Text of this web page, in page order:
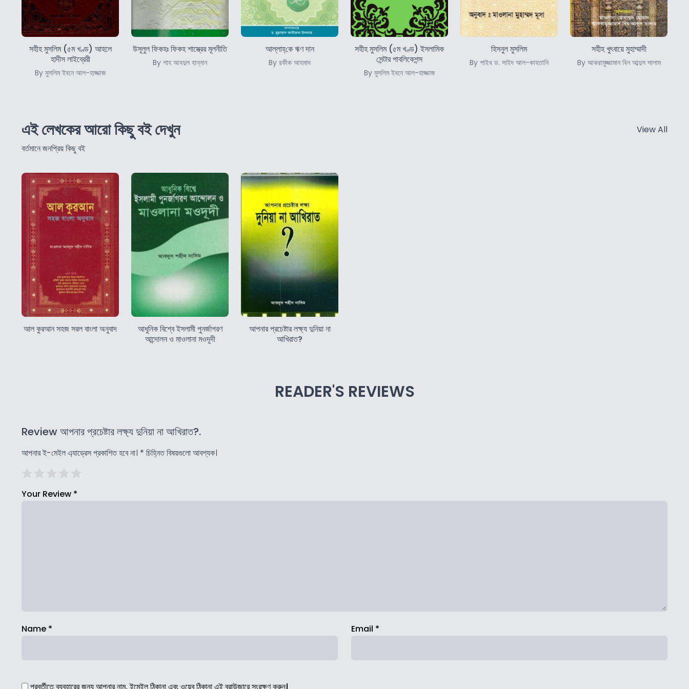
সহীহ মুসলিম (৫ম খণ্ড) আহলে
হাদীস লাইব্রেরী
By মুসলিম ইবনে আল-হাজ্জাজ
উসূলুল ফিকহঃ ফিকহ শাস্ত্রের মূলনীতি
By শাহ আবদুল হান্নান
আল্লাহ্‌কে ঋণ দান
By রফীক আহমাদ
সহীহ মুসলিম (৫ম খণ্ড) ইসলামিক
সেন্টার পাবলিকেশন্স
By মুসলিম ইবনে আল-হাজ্জাজ
হিসনুল মুসলিম
By শাইখ ড. সাইদ আল-কাহতানি
সহীহ খুৎবায়ে মুহাম্মাদী
By আকরামুজ্জামান বিন আব্দুস সালাম
এই লেখকের আরো কিছু বই দেখুন
বর্তমানে জনপ্রিয় কিছু বই
View All
আল কুরআন সহজ সরল বাংলা অনুবাদ
আধুনিক বিশ্বে ইসলামী পুনর্জাগরণ
আন্দোলন ও মাওলানা মওদূদী
আপনার প্রচেষ্টার লক্ষ্য দুনিয়া না
আখিরাত?
READER'S REVIEWS
Review আপনার প্রচেষ্টার লক্ষ্য দুনিয়া না আখিরাত?.
আপনার ই-মেইল এ্যাড্রেস প্রকাশিত হবে না। * চিহ্নিত বিষয়গুলো আবশ্যক।
Your Review *
Name * Email *
পরবর্তীতে ব্যবহারের জন্য আপনার নাম, ইমেইল ঠিকানা এবং ওয়েব ঠিকানা এই ব্রাউজারে সংরক্ষণ করুন।